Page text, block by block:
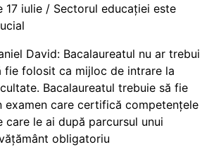
17 iulie / Sectorul educației este
David: Bacalaureatul nu ar trebui
fie folosit ca mijloc de intrare la
Bacalaureatul trebuie să fie
examen care certifică competențele
care le ai după parcursul unui
obligatoriu